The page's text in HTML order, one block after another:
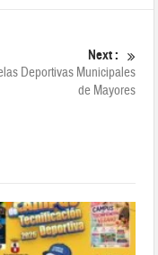
Next :
Deportivas Municipales
de Mayores